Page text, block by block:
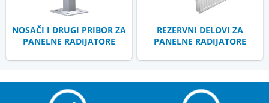
NOSAČI I DRUGI PRIBOR ZA
PANELNE RADIJATORE
REZERVNI DELOVI ZA
PANELNE RADIJATORE